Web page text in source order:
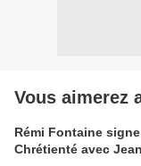
Vous aimerez
Rémi Fontaine
Chrétienté avec